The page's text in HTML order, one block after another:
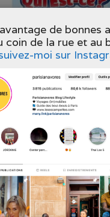
de bonnes
coin de la rue et au
moi sur